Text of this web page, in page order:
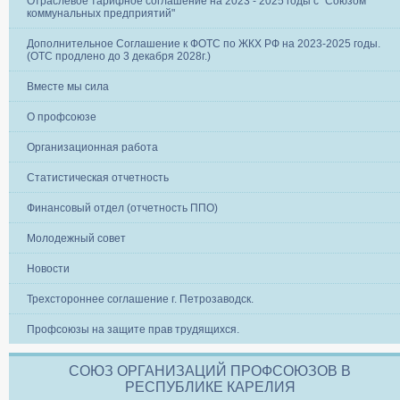
коммунальных предприятий"
Дополнительное Соглашение к ФОТС по ЖКХ РФ на 2023-2025 годы.
(ОТС продлено до 3 декабря 2028г.)
Вместе мы сила
О профсоюзе
Организационная работа
Статистическая отчетность
Финансовый отдел (отчетность ППО)
Молодежный совет
Новости
Трехстороннее соглашение г. Петрозаводск.
Профсоюзы на защите прав трудящихся.
СОЮЗ ОРГАНИЗАЦИЙ ПРОФСОЮЗОВ В
РЕСПУБЛИКЕ КАРЕЛИЯ